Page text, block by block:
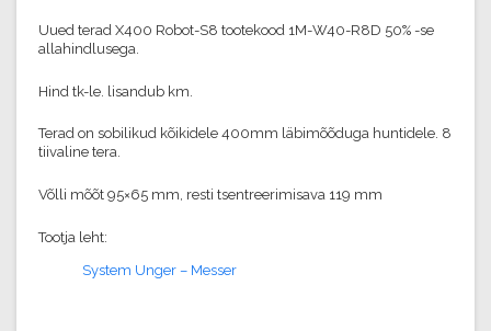
Uued terad X400 Robot-S8 tootekood 1M-W40-R8D 50% -se
allahindlusega.
Hind tk-le. lisandub km.
Terad on sobilikud kõikidele 400mm läbimõõduga huntidele. 8
tiivaline tera.
Võlli mõõt 95×65 mm, resti tsentreerimisava 119 mm
Tootja leht:
System Unger – Messer